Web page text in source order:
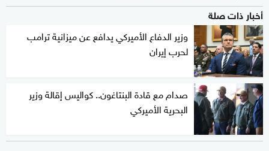
أخبار ذات صلة
وزير الدفاع الأميركي يدافع عن ميزانية ترامب
لحرب إيران
صدام مع قادة البنتاغون.. كواليس إقالة وزير
البحرية الأميركي